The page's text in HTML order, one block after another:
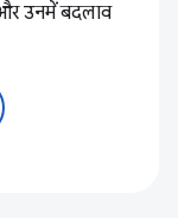
उनमें बदलाव